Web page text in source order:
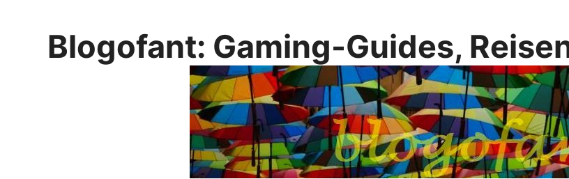
Blogofant: Gaming-Guides,